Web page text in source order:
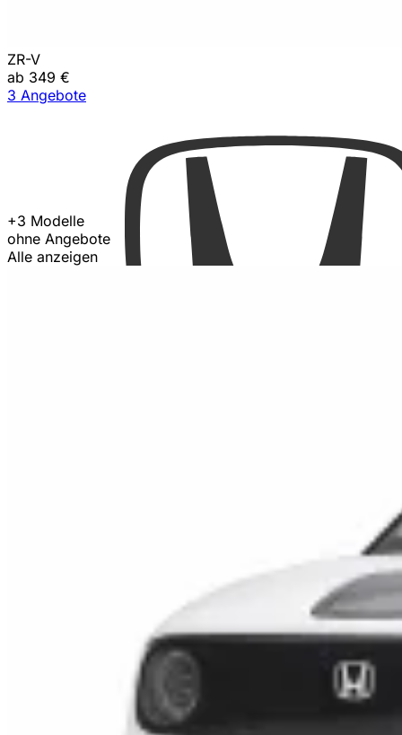
ZR-V
ab 349 €
3 Angebote
+3 Modelle
ohne Angebote
Alle anzeigen